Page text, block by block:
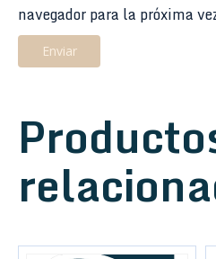
navegador para la próxima